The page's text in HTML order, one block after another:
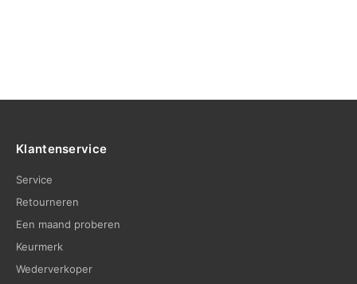
Klantenservice
Service
Retourneren
Een maand proberen
Keurmerk
Wederverkoper